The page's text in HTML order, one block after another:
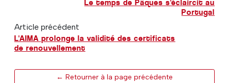
Le temps de Pâques s'éclaircit au
Portugal
Article précédent
L'AIMA prolonge la validité des certificats
de renouvellement
← Retourner à la page précédente